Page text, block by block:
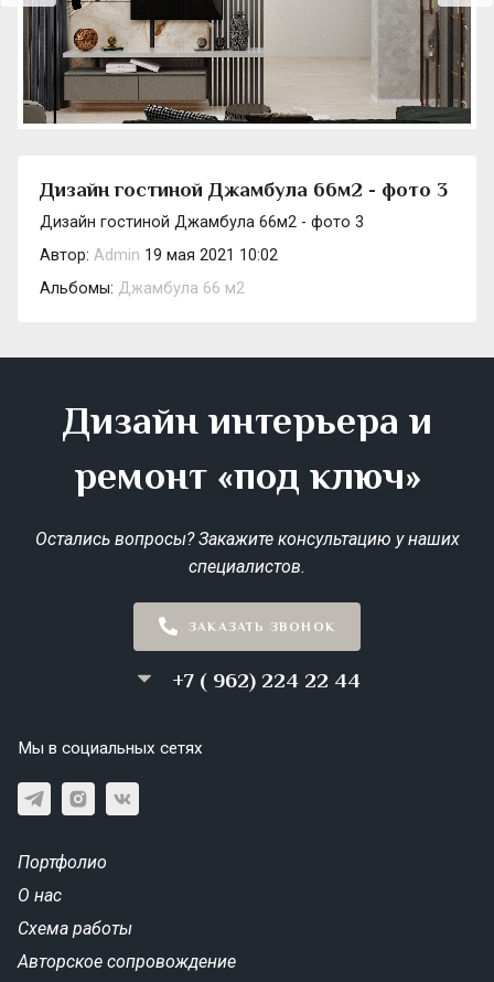
Дизайн гостиной Джамбула 66м2 - фото 3
Дизайн гостиной Джамбула 66м2 - фото 3
Автор: Admin 19 мая 2021 10:02
Альбомы: Джамбула 66 м2
Дизайн интерьера и
ремонт «под ключ»
Остались вопросы? Закажите консультацию у наших
специалистов.
ЗАКАЗАТЬ ЗВОНОК
+7 ( 962) 224 22 44
Мы в социальных сетях
Портфолио
О нас
Схема работы
Авторское сопровождение